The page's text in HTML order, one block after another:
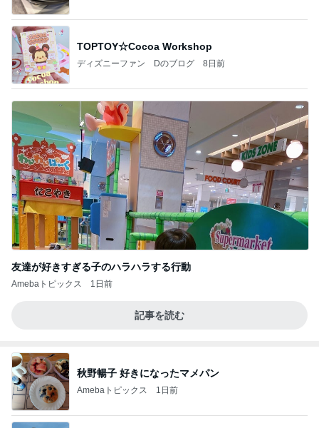
TOPTOY☆Cocoa Workshop
ディズニーファン Dのブログ 8日前
友達が好きすぎる子のハラハラする行動
Amebaトピックス 1日前
記事を読む
秋野暢子 好きになったマメパン
Amebaトピックス 1日前